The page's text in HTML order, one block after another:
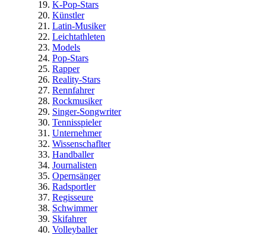
K-Pop-Stars
Künstler
Latin-Musiker
Leichtathleten
Models
Pop-Stars
Rapper
Reality-Stars
Rennfahrer
Rockmusiker
Singer-Songwriter
Tennisspieler
Unternehmer
Wissenschaflter
Handballer
Journalisten
Opernsänger
Radsportler
Regisseure
Schwimmer
Skifahrer
Volleyballer